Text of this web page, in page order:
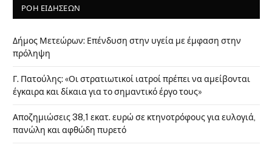
ΡΟΗ ΕΙΔΗΣΕΩΝ
Δήμος Μετεώρων: Επένδυση στην υγεία με έμφαση στην
πρόληψη
Γ. Πατούλης: «Οι στρατιωτικοί ιατροί πρέπει να αμείβονται
έγκαιρα και δίκαια για το σημαντικό έργο τους»
Αποζημιώσεις 38,1 εκατ. ευρώ σε κτηνοτρόφους για ευλογιά,
πανώλη και αφθώδη πυρετό